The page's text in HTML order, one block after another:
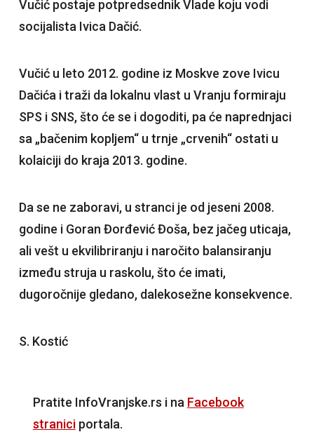
Vučić postaje potpredsednik Vlade koju vodi
socijalista Ivica Dačić.
Vučić u leto 2012. godine iz Moskve zove Ivicu
Dačića i traži da lokalnu vlast u Vranju formiraju
SPS i SNS, što će se i dogoditi, pa će naprednjaci
sa „bačenim kopljem“ u trnje „crvenih“ ostati u
kolaiciji do kraja 2013. godine.
Da se ne zaboravi, u stranci je od jeseni 2008.
godine i Goran Đorđević Đoša, bez jačeg uticaja,
ali vešt u ekvilibriranju i naročito balansiranju
između struja u raskolu, što će imati,
dugoročnije gledano, dalekosežne konsekvence.
S. Kostić
Pratite InfoVranjske.rs i na Facebook
straniciportala.